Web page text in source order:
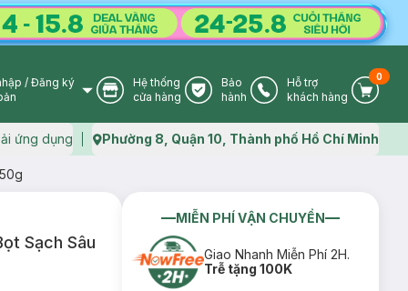
User Icon
/ Đăng ký
Store Icon
Hệ thống
cửa hàng
Warranty Icon
Bảo
hành
Phone Icon
Hỗ trợ
khách hàng
Cart
0
ứng dụng Map icon
Phường 8, Quận 10, Thành phố Hồ Chí Minh
Sạch Sâu
MIỄN PHÍ VẬN CHUYỂN
Giao Nhanh Miễn Phí 2H.
Trễ tặng 100K